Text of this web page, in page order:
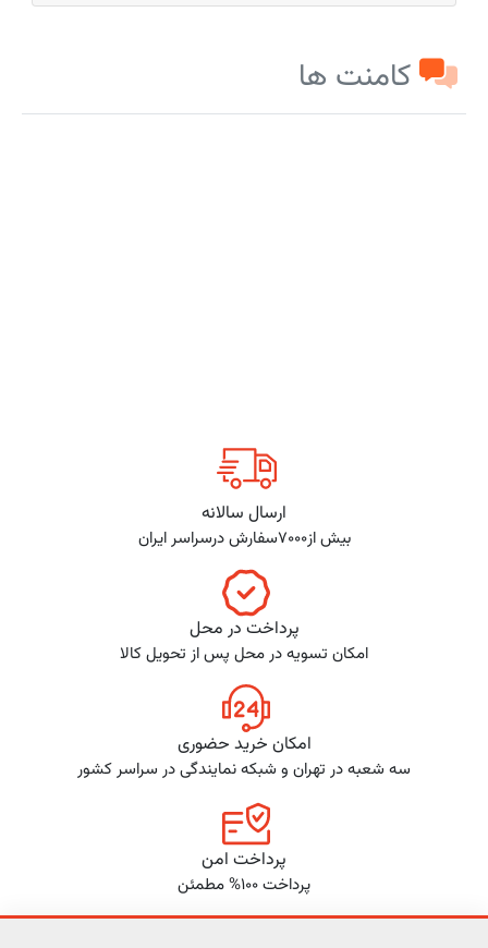
کامنت ها
ارسال سالانه
بیش از7000سفارش درسراسر ایران
پرداخت در محل
امکان تسویه در محل پس از تحویل کالا
امکان خرید حضوری
سه شعبه در تهران و شبکه نمایندگی در سراسر کشور
پرداخت امن
پرداخت 100% مطمئن